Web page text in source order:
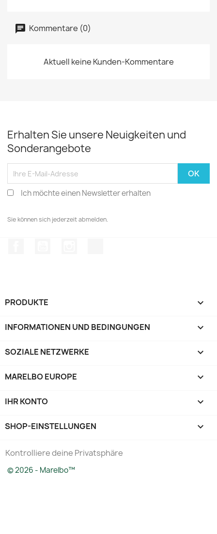
Kommentare (0)
Aktuell keine Kunden-Kommentare
Erhalten Sie unsere Neuigkeiten und
Sonderangebote
Ich möchte einen Newsletter erhalten
Sie können sich jederzeit abmelden.
PRODUKTE 
INFORMATIONEN UND BEDINGUNGEN 
SOZIALE NETZWERKE 
MARELBO EUROPE 
IHR KONTO 
SHOP-EINSTELLUNGEN keyboard_arrow_down
Kontrolliere deine Privatsphäre
© 2026 - Marelbo™